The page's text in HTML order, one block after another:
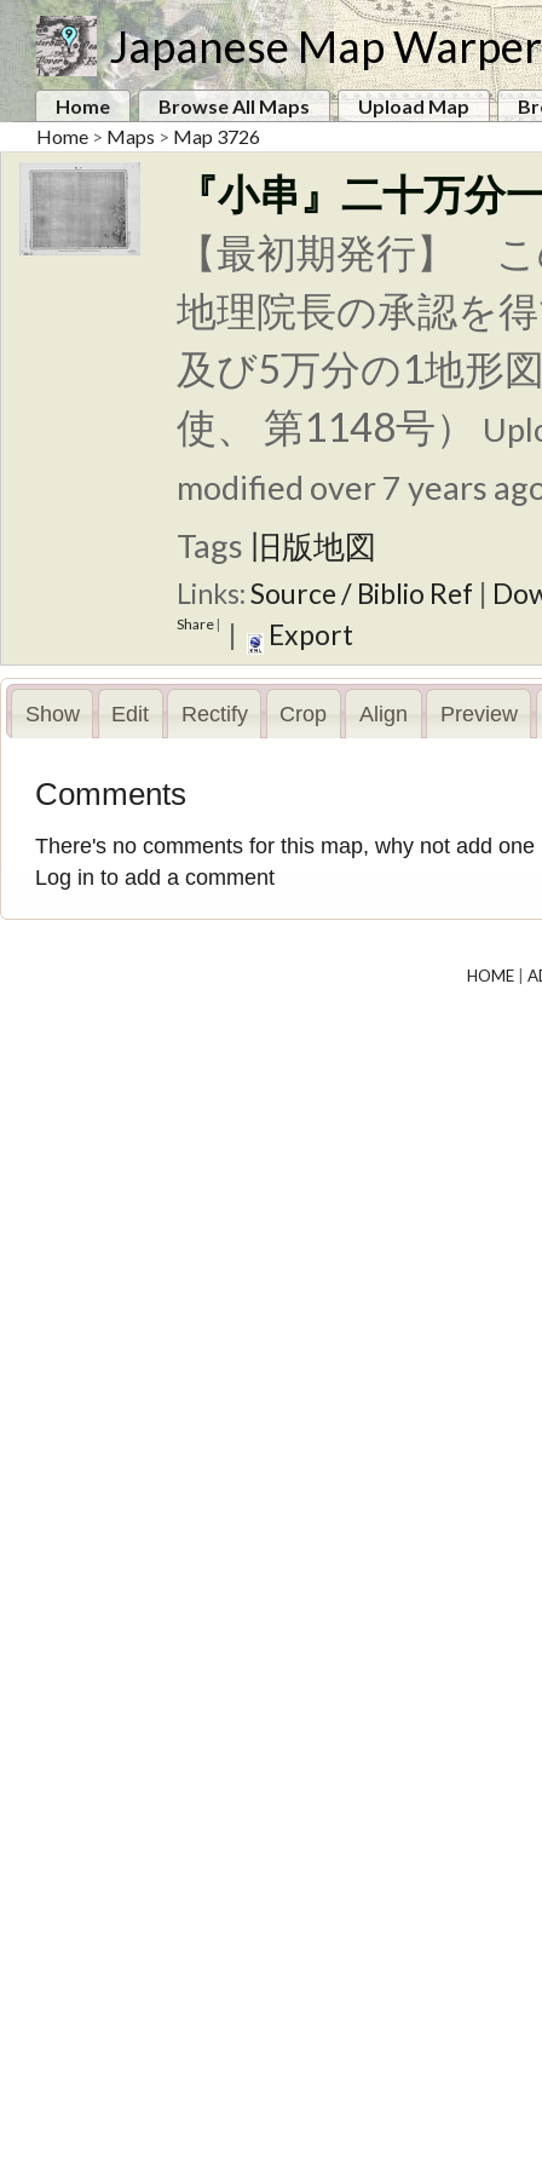
Japanese Map Warper
Home Browse All Maps Upload Map
Home > Maps > Map 3726
『小串』二十万分
【最初期発行】
地理院長の承認を
及び5万分の1地形
使、 第1148号）
modified over 7 years
Tags 旧版地図
Links:Source / Biblio Ref |
Share | | Export
Show Edit Rectify Crop Align Preview
Comments
There's no comments for this map, why not add one
Log in to add a comment
HOME|